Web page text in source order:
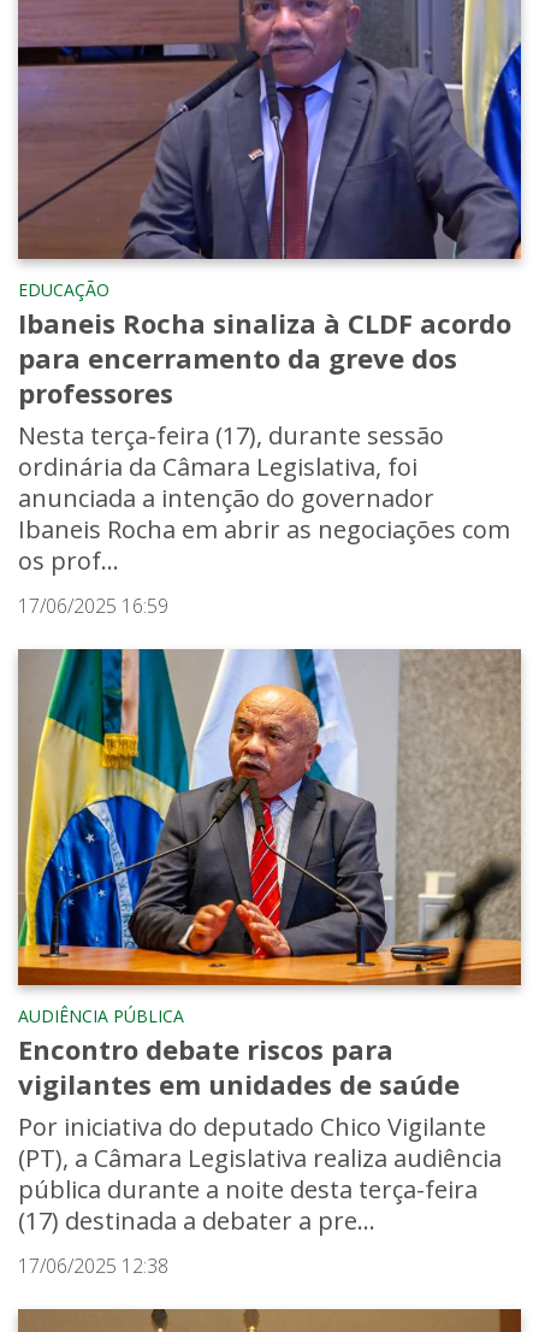
EDUCAÇÃO
Ibaneis Rocha sinaliza à CLDF acordo
para encerramento da greve dos
professores
Nesta terça-feira (17), durante sessão
ordinária da Câmara Legislativa, foi
anunciada a intenção do governador
Ibaneis Rocha em abrir as negociações com
os prof...
17/06/2025 16:59
AUDIÊNCIA PÚBLICA
Encontro debate riscos para
vigilantes em unidades de saúde
Por iniciativa do deputado Chico Vigilante
(PT), a Câmara Legislativa realiza audiência
pública durante a noite desta terça-feira
(17) destinada a debater a pre...
17/06/2025 12:38